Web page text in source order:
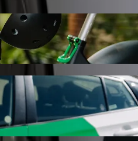
turen ca. 31 min og koster